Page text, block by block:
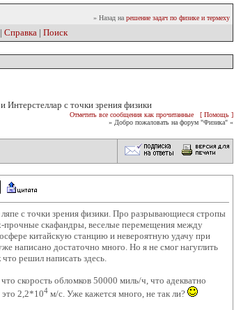
» Назад на решение задач по физике и термеху
| Справка | Поиск
Интерстеллар с точки зрения физики
Отметить все сообщения как прочитанные
[ Помощь ]
» Добро пожаловать на форум "Физика" «
с точки зрения физики. Про разрывающиеся стропы
прочные скафандры, веселые перемещения между
китайскую станцию и невероятную удачу при
написано достаточно много. Но я не смог нагуглить
решил написать здесь.
скорость обломков 50000 миль/ч, что адекватно
2,2*104 м/с. Уже кажется много, не так ли?